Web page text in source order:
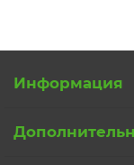
Информация